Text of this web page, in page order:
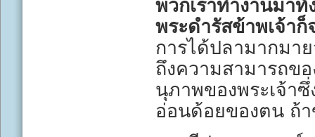
พวกเราทำงานมา
พระดำรัสข้าพเจ้า
การได้ปลามากมา
ถึงความสามารถข
นุภาพของพระเจ้า
อ่อนด้อยของตน ถ้า